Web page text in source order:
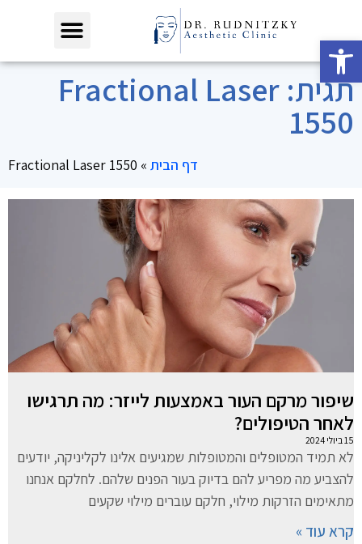
פתח סרגל נגישות
תגית: Fractional Laser
1550
דף הבית »
Fractional Laser 1550
שיפור מרקם העור באמצעות לייזר: מה תרגישו
לאחר הטיפולים?
15 ביולי 2024
לא תמיד המטופלים והמטופלות שמגיעים אלינו לקליניקה, יודעים
להצביע מה מפריע להם בדיוק בעור הפנים שלהם. לחלקם אנחנו
מתאימים הזרקות מילוי, חלקם עוברים מילוי שקעים
קרא עוד »